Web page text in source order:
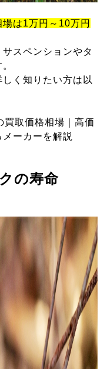
は1万円～10万円
スペンションやタ
く知りたい方は以
買取価格相場｜高価
ーカーを解説
の寿命